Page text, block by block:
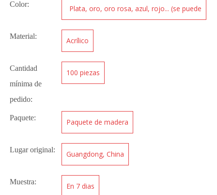
Color:
Plata, oro, oro rosa, azul, rojo... (se puede
Material: Acrílico
Cantidad
mínima de
pedido:
100 piezas
Paquete: Paquete de madera
Lugar original: Guangdong, China
Muestra: En 7 dias